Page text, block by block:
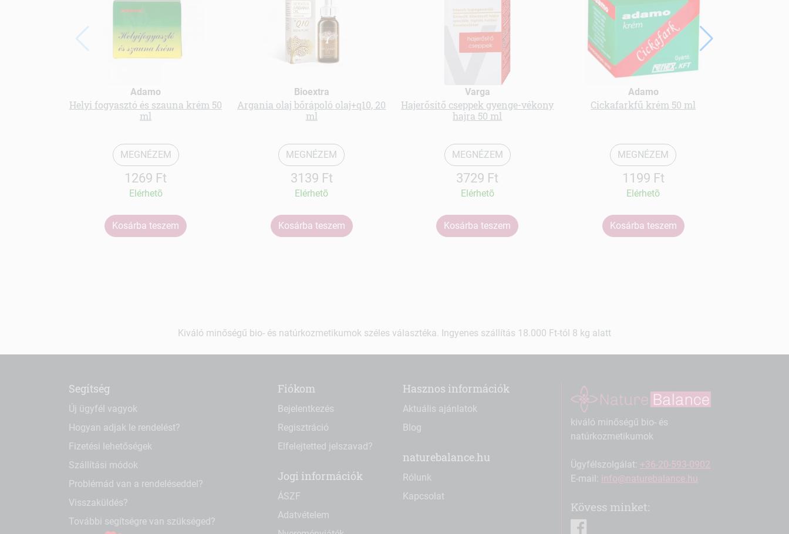
Adamo
Helyi fogyasztó és szauna krém 50
ml
MEGNÉZEM
1269 Ft
Elérhetõ
Kosárba teszem
Bioextra
Argania olaj bőrápoló olaj+q10, 20
ml
MEGNÉZEM
3139 Ft
Elérhetõ
Kosárba teszem
Varga
Hajerősítő cseppek gyenge-vékony
hajra 50 ml
MEGNÉZEM
3729 Ft
Elérhetõ
Kosárba teszem
Adamo
Cickafarkfű krém 50 ml
MEGNÉZEM
1199 Ft
Elérhetõ
Kosárba teszem
Kiváló minőségű bio- és natúrkozmetikumok széles választéka. Ingyenes szállítás 18.000 Ft-tól 8 kg alatt
Segítség
Új ügyfél vagyok
Hogyan adjak le rendelést?
Fizetési lehetőségek
Szállítási módok
Problémád van a rendeléseddel?
Visszaküldés?
További segítségre van szükséged?
Fiókom
Bejelentkezés
Regisztráció
Elfelejtetted jelszavad?
Jogi információk
ÁSZF
Adatvételem
Hasznos információk
Aktuális ajánlatok
Blog
naturebalance.hu
Rólunk
Kapcsolat
kiváló minőségű bio- és
natúrkozmetikumok
Ügyfélszolgálat: +36-20-593-0902
E-mail: info@naturebalance.hu
Kövess minket: